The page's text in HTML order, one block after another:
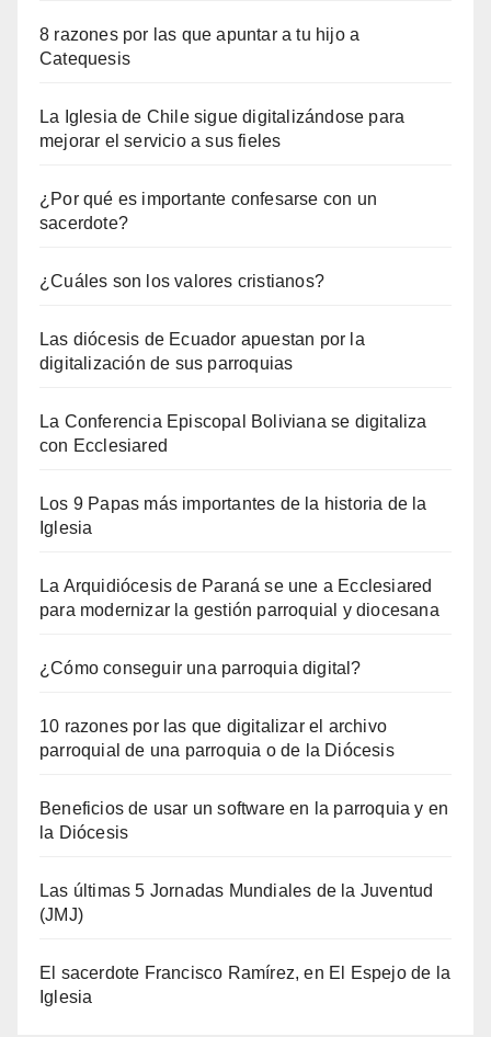
8 razones por las que apuntar a tu hijo a
Catequesis
La Iglesia de Chile sigue digitalizándose para
mejorar el servicio a sus fieles
¿Por qué es importante confesarse con un
sacerdote?
¿Cuáles son los valores cristianos?
Las diócesis de Ecuador apuestan por la
digitalización de sus parroquias
La Conferencia Episcopal Boliviana se digitaliza
con Ecclesiared
Los 9 Papas más importantes de la historia de la
Iglesia
La Arquidiócesis de Paraná se une a Ecclesiared
para modernizar la gestión parroquial y diocesana
¿Cómo conseguir una parroquia digital?
10 razones por las que digitalizar el archivo
parroquial de una parroquia o de la Diócesis
Beneficios de usar un software en la parroquia y en
la Diócesis
Las últimas 5 Jornadas Mundiales de la Juventud
(JMJ)
El sacerdote Francisco Ramírez, en El Espejo de la
Iglesia